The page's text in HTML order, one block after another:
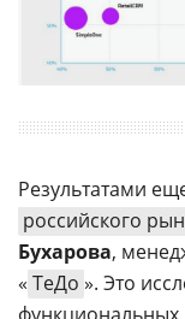
Результатами
российского
Бухарова,
« ТеДо ». Это